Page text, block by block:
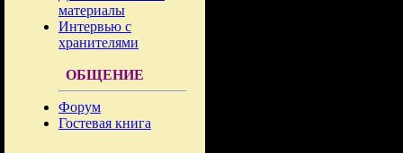
материалы
Интервью с
хранителями
ОБЩЕНИЕ
Форум
Гостевая книга